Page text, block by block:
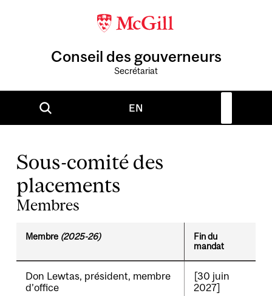
Conseil des gouverneurs
Secrétariat
EN
Sous-comité des
placements
Membres
Membre (2025-26)
Fin du
mandat
Don Lewtas, président, membre
d’office
[30 juin
2027]